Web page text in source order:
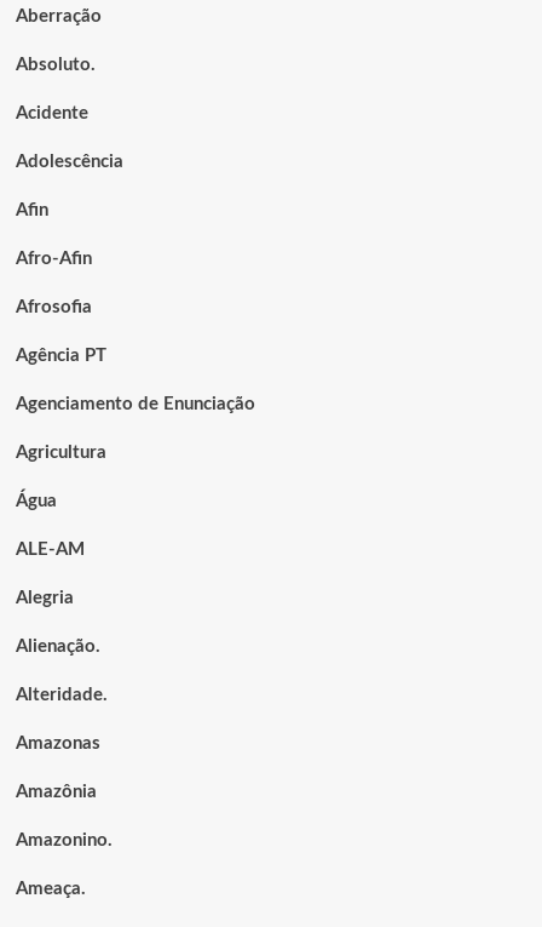
Aberração
Absoluto.
Acidente
Adolescência
Afin
Afro-Afin
Afrosofia
Agência PT
Agenciamento de Enunciação
Agricultura
Água
ALE-AM
Alegria
Alienação.
Alteridade.
Amazonas
Amazônia
Amazonino.
Ameaça.